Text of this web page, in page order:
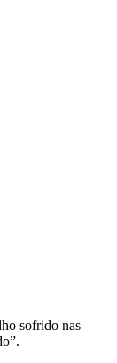
sofrido nas